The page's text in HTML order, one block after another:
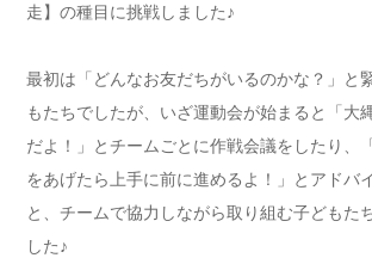
走】の種目に挑戦しました♪
最初は「どんなお友だちがいるのかな？」と
もたちでしたが、いざ運動会が始まると「大
だよ！」とチームごとに作戦会議をしたり、
をあげたら上手に前に進めるよ！」とアドバ
と、チームで協力しながら取り組む子どもた
した♪